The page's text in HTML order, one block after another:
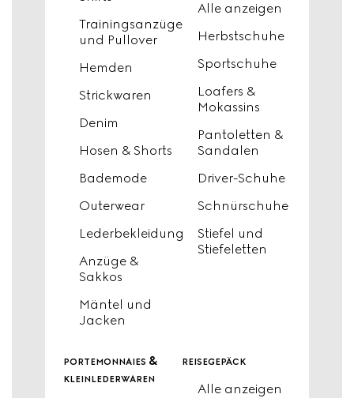
Trainingsanzüge
und Pullover
Hemden
Strickwaren
Denim
Hosen & Shorts
Bademode
Outerwear
Lederbekleidung
Anzüge &
Sakkos
Mäntel und
Jacken
Alle anzeigen
Herbstschuhe
Sportschuhe
Loafers &
Mokassins
Pantoletten &
Sandalen
Driver-Schuhe
Schnürschuhe
Stiefel und
Stiefeletten
portemonnaies &
kleinlederwaren
reisegepäck
Alle anzeigen